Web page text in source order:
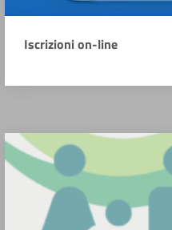
Iscrizioni on-line